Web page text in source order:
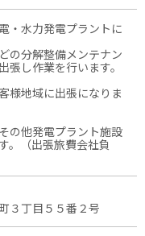
・水力発電プラントに
の分解整備メンテナン
張し作業を行います。
様地域に出張になりま
の他発電プラント施設
。（出張旅費会社負
３丁目５５番２号